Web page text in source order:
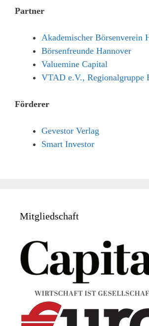
Partner
Akademischer Börsenverein
Börsenfreunde Hannover
Valuemine Capital
VTAD e.V., Regionalgruppe
Förderer
Gevestor Verlag
Smart Investor
Mitgliedschaft